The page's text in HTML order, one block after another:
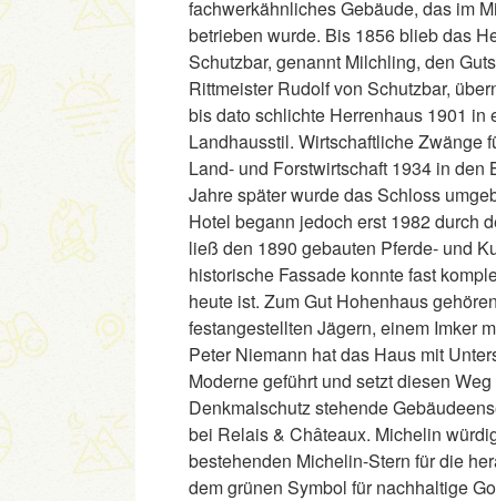
fachwerkähnliches Gebäude, das im
betrieben wurde. Bis 1856 blieb das
Schutzbar, genannt Milchling, den
Rittmeister Rudolf von Schutzbar,
bis dato schlichte Herrenhaus 1901
Landhausstil. Wirtschaftliche Zwänge
Land- und Forstwirtschaft 1934 in
Jahre später wurde das Schloss
Hotel begann jedoch erst 1982 durch
ließ den 1890 gebauten Pferde- und
historische Fassade konnte fast
heute ist. Zum Gut Hohenhaus
festangestellten Jägern, einem Imker
Peter Niemann hat das Haus mit
Moderne geführt und setzt diesen
Denkmalschutz stehende
bei Relais & Châteaux. Michelin
bestehenden Michelin-Stern für die
dem grünen Symbol für nachhaltige